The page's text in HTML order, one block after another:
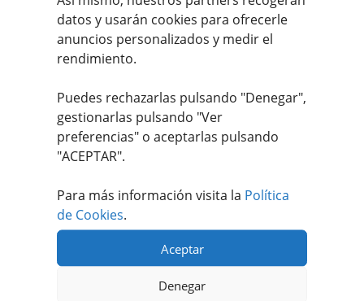
datos y usarán cookies para ofrecerle
anuncios personalizados y medir el
rendimiento.
Puedes rechazarlas pulsando "Denegar",
gestionarlas pulsando "Ver
preferencias" o aceptarlas pulsando
"ACEPTAR".
Para más información visita la Política
de Cookies.
Aceptar
Denegar
Lomo Adobado
Valorado
con4.80de
Apúntate a nuestro #MEATFANCLUB